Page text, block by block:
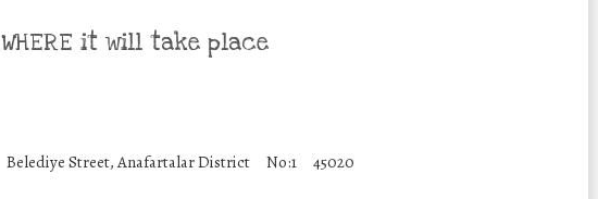
WHERE it will take place
Belediye Street, Anafartalar District No:1 45020